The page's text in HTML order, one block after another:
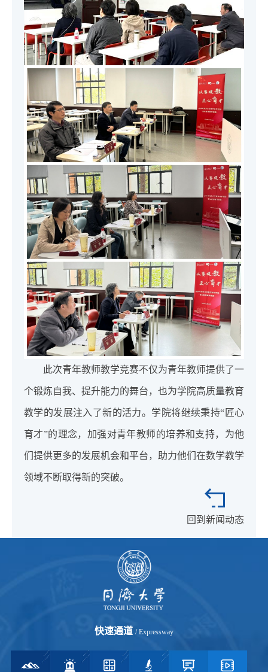
此次青年教师教学竞赛不仅为青年教师提供了一
个锻炼自我、提升能力的舞台，也为学院高质量教育
教学的发展注入了新的活力。学院将继续秉持“匠心
育才”的理念，加强对青年教师的培养和支持，为他
们提供更多的发展机会和平台，助力他们在数学教学
领域不断取得新的突破。
回到新闻动态
快速通道 / Expressway